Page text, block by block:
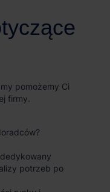
pomożemy Ci
firmy.
potrzeb po